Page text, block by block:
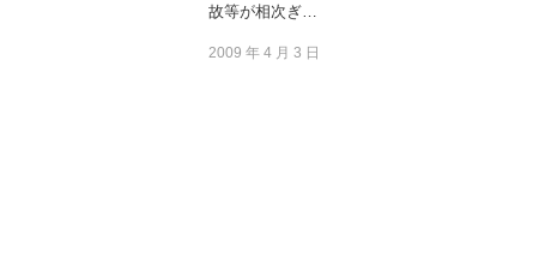
故等が相次ぎ…
2009 年 4 月 3 日